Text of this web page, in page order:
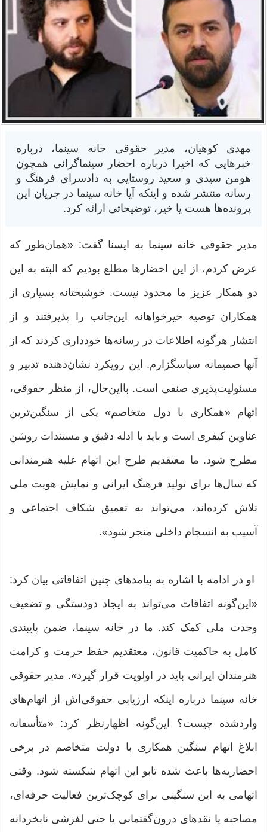
مهدی کوهیان، مدیر حقوقی خانه سینما، درباره
خبرهایی که اخیرا درباره احضار سینماگرانی همچون
هومن سیدی و سعید روستایی به دادسرای فرهنگ و
رسانه منتشر شده و اینکه آیا خانه سینما در جریان این
پرونده‌ها هست یا خیر، توضیحاتی ارائه کرد.
مدیر حقوقی خانه سینما به ایسنا گفت: «‌همان‌طور که
عرض کردم، از این احضارها مطلع بودیم که البته به این
دو همکار عزیز ما محدود نیست. خوشبختانه بسیاری از
همکاران توصیه خیرخواهانه این‌جانب را پذیرفتند و از
انتشار هرگونه اطلاعات در رسانه‌ها خودداری کردند که از
آنها صمیمانه سپاسگزارم. این رویکرد نشان‌دهنده تدبیر و
مسئولیت‌پذیری صنفی است. با‌این‌حال، از منظر حقوقی،
اتهام «همکاری با دول متخاصم» یکی از سنگین‌ترین
عناوین کیفری است و باید با ادله دقیق و مستندات روشن
مطرح شود. ما معتقدیم طرح این اتهام علیه هنرمندانی
که سال‌ها برای تولید فرهنگ ایرانی و نمایش هویت ملی
تلاش کرده‌اند، می‌تواند به تعمیق شکاف اجتماعی و
آسیب به انسجام داخلی منجر شود‌».
او در ادامه با اشاره به پیامدهای چنین اتفاقاتی بیان کرد:
«‌این‌گونه اتفاقات می‌تواند به ایجاد دودستگی و تضعیف
وحدت ملی کمک کند. ما در خانه سینما، ضمن پایبندی
کامل به حاکمیت قانون، معتقدیم حفظ حرمت و کرامت
هنرمندان ایرانی باید در اولویت قرار گیرد». مدیر حقوقی
خانه سینما درباره اینکه ارزیابی حقوقی‌اش از اتهام‌های
واردشده چیست؟ این‌گونه اظهارنظر کرد: «متأسفانه
ابلاغ اتهام سنگین همکاری با دولت متخاصم در برخی
احضاریه‌ها باعث شده تابو این اتهام شکسته شود. وقتی
اتهامی به این سنگینی برای کوچک‌ترین فعالیت حرفه‌ای،
مصاحبه یا نقدهای درون‌گفتمانی یا حتی لغزشی نابخردانه